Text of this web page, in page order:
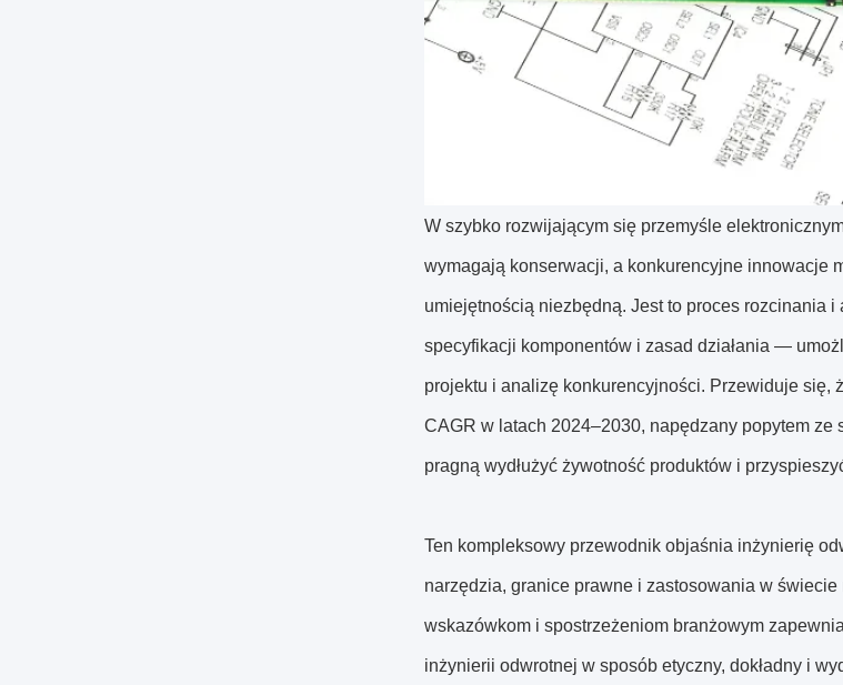
W szybko rozwijającym się przemyśle
wymagają konserwacji, a konkurencyjne innowacje
umiejętnością niezbędną. Jest to proces rozcinania
specyfikacji komponentów i zasad działania —
projektu i analizę konkurencyjności. Przewiduje się,
CAGR w latach 2024–2030, napędzany popytem ze
pragną wydłużyć żywotność produktów i
Ten kompleksowy przewodnik objaśnia inżynierię
narzędzia, granice prawne i zastosowania w
wskazówkom i spostrzeżeniom branżowym
inżynierii odwrotnej w sposób etyczny, dokładny i